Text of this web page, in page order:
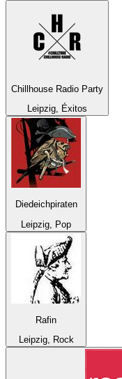
Chillhouse Radio Party
Leipzig, Éxitos
Diedeichpiraten
Leipzig, Pop
Rafin
Leipzig, Rock